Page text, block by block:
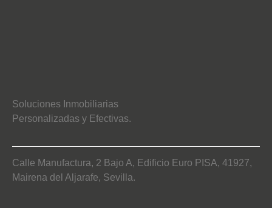
Soluciones Inmobiliarias
Personalizadas y Efectivas.
Calle Manufactura, 2 Bajo A, Edificio Euro PISA, 41927,
Mairena del Aljarafe, Sevilla.